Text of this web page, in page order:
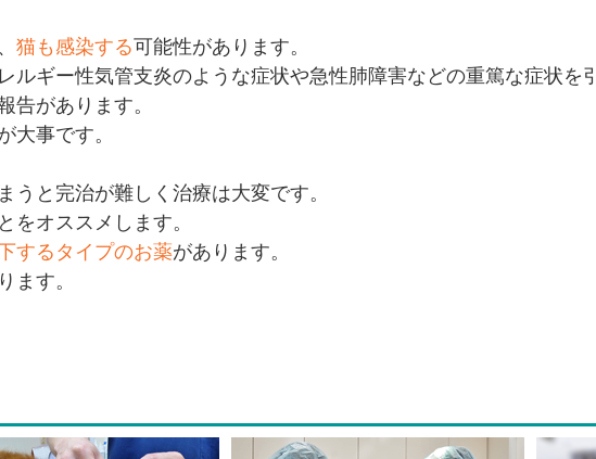
猫も感染する可能性があります。
ルギー性気管支炎のような症状や急性肺障害などの重篤な症状を
告があります。
大事です。
うと完治が難しく治療は大変です。
をオススメします。
するタイプのお薬があります。
ます。